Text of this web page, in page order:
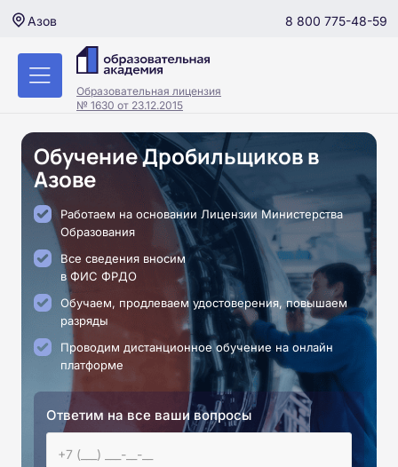
Азов 8 800 775-48-59
Образовательная лицензия
№ 1630 от 23.12.2015
Обучение Дробильщиков в
Азове
Работаем на основании Лицензии Министерства
Образования
Все сведения вносим
в ФИС ФРДО
Обучаем, продлеваем удостоверения, повышаем
разряды
Проводим дистанционное обучение на онлайн
платформе
Ответим на все ваши вопросы